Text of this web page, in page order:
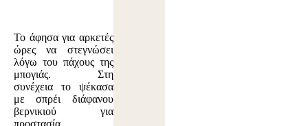
Το άφησα για αρκετές
ώρες να στεγνώσει
λόγω του πάχους της
μπογιάς. Στη
συνέχεια το ψέκασα
με σπρέι διάφανου
βερνικιού για
προστασία.